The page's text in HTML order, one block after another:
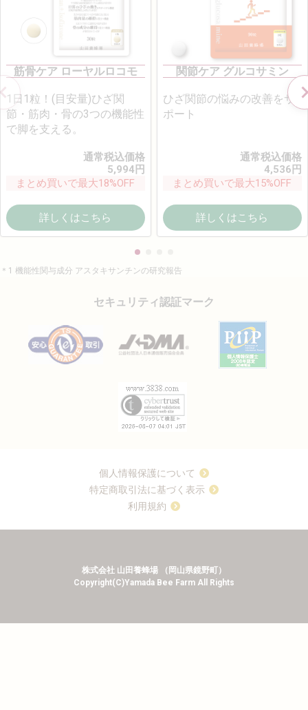
筋骨ケア ローヤルロコモ
1日1粒！(目安量)ひざ関
節・筋肉・骨の3つの機能性
で脚を支える。
通常税込価格
5,994 円
まとめ買いで最大18%OFF
詳しくはこちら
関節ケア グルコサミン
ひざ関節の悩みの改善をサ
ポート
通常税込価格
4,536 円
まとめ買いで最大15%OFF
詳しくはこちら
＊1 機能性関与成分 アスタキサンチンの研究報告
セキュリティ認証マーク
個人情報保護について
特定商取引法に基づく表示
利用規約
株式会社 山田養蜂場 （岡山県鏡野町）
Copyright(C)Yamada Bee Farm All Rights